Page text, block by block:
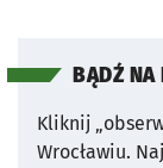
BĄDŹ
Kliknij
Wrocławiu.